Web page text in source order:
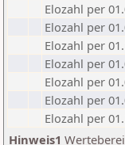
Elozahl per
Elozahl per
Elozahl per
Elozahl per
Elozahl per
Elozahl per
Elozahl per
Hinweis1